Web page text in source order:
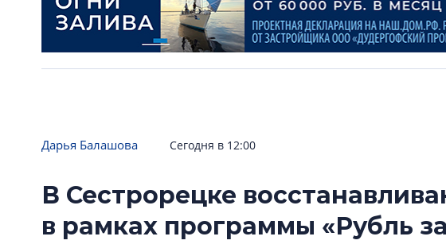
Дарья Балашова Сегодня в 12:00
В Сестрорецке
в рамках программы «Рубль